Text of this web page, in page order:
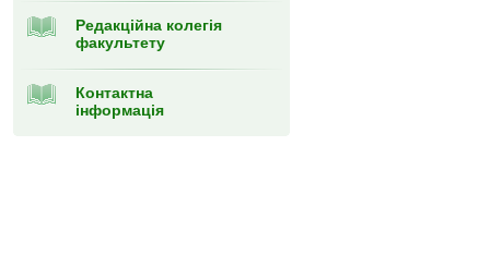
Редакційна колегія
факультету
Контактна
інформація